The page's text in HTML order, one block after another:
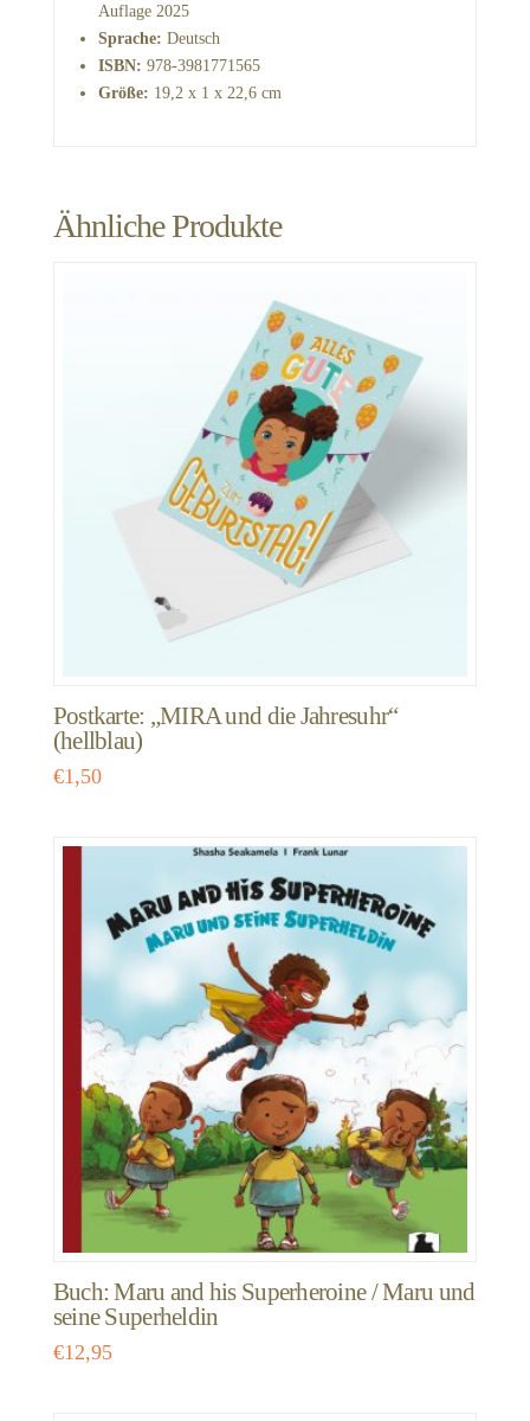
Auflage 2025
Sprache: Deutsch
ISBN: 978-3981771565
Größe: 19,2 x 1 x 22,6 cm
Ähnliche Produkte
Postkarte: „MIRA und die Jahresuhr“
(hellblau)
€1,50
Buch: Maru and his Superheroine / Maru und
seine Superheldin
€12,95